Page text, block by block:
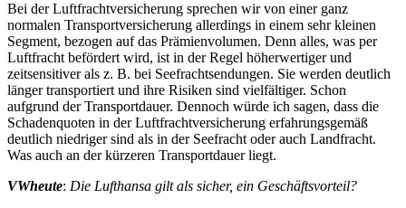
Bei der Luftfrachtversicherung sprechen wir von einer ganz
normalen Transportversicherung allerdings in einem sehr kleinen
Segment, bezogen auf das Prämienvolumen. Denn alles, was per
Luftfracht befördert wird, ist in der Regel höherwertiger und
zeitsensitiver als z. B. bei Seefrachtsendungen. Sie werden deutlich
länger transportiert und ihre Risiken sind vielfältiger. Schon
aufgrund der Transportdauer. Dennoch würde ich sagen, dass die
Schadenquoten in der Luftfrachtversicherung erfahrungsgemäß
deutlich niedriger sind als in der Seefracht oder auch Landfracht.
Was auch an der kürzeren Transportdauer liegt.
VWheute: Die Lufthansa gilt als sicher, ein Geschäftsvorteil?